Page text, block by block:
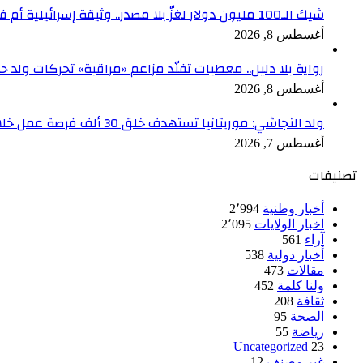
شيك الـ100 مليون دولار لغزٌ بلا مصدر.. وثيقة إسرائيلية أم فبركة رقمية؟
أغسطس 8, 2026
رواية بلا دليل.. معطيات تفنّد مزاعم «مراقبة» تحركات ولد
أغسطس 8, 2026
ولد النجاشي: موريتانيا تستهدف خلق 30 ألف فرصة عمل خلال عامين
أغسطس 7, 2026
تصنيفات
أخبار وطنية 2٬994
اخبار الولايات 2٬095
آراء 561
أخبار دولية 538
مقالات 473
ولنا كلمة 452
ثقافة 208
الصحة 95
رياضة 55
Uncategorized 23